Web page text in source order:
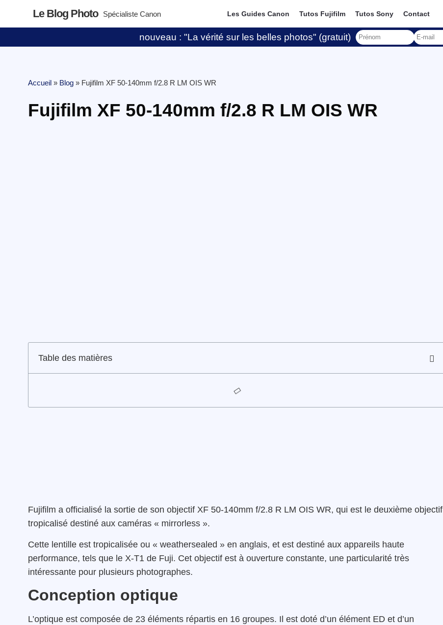
Le Blog Photo Spécialiste Canon Les Guides Canon Tutos Fujifilm Tutos Sony Contact
nouveau : "La vérité sur les belles photos" (gratuit)
Accueil » Blog » Fujifilm XF 50-140mm f/2.8 R LM OIS WR
Fujifilm XF 50-140mm f/2.8 R LM OIS WR
Table des matières
Fujifilm a officialisé la sortie de son objectif XF 50-140mm f/2.8 R LM OIS WR, qui est le deuxième objectif
tropicalisé destiné aux caméras « mirrorless ».
Cette lentille est tropicalisée ou « weathersealed » en anglais, et est destiné aux appareils haute
performance, tels que le X-T1 de Fuji. Cet objectif est à ouverture constante, une particularité très
intéressante pour plusieurs photographes.
Conception optique
L’optique est composée de 23 éléments répartis en 16 groupes. Il est doté d’un élément ED et d’un